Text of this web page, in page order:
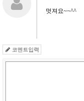
멋져요~~^^
코멘트입력